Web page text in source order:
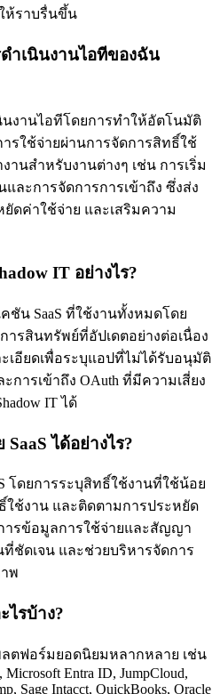
ห้ราบรื่นขึ้น
ำเนินงานไอทีของฉัน
นงานไอทีโดยการทำให้อัตโนมัติ
รใช้จ่ายผ่านการจัดการสิทธิ์ใช้
านสำหรับงานต่างๆ เช่น การเริ่ม
ละการจัดการการเข้าถึง ซึ่งส่ง
ดค่าใช้จ่าย และเสริมความ
IT อย่างไร?
ชัน SaaS ที่ใช้งานทั้งหมดโดย
รสินทรัพย์ที่อัปเดตอย่างต่อเนื่อง
เอียดเพื่อระบุแอปที่ไม่ได้รับอนุมัติ
การเข้าถึง OAuth ที่มีความเสี่ยง
IT ได้
ได้อย่างไร?
โดยการระบุสิทธิ์ใช้งานที่ใช้น้อย
ใช้งาน และติดตามการประหยัด
ารข้อมูลการใช้จ่ายและสัญญา
ชัดเจน และช่วยบริหารจัดการ
พ
ไรบ้าง?
ลตฟอร์มยอดนิยมหลากหลาย เช่น
Microsoft Entra ID, JumpCloud,
Sage Intacct, QuickBooks, Oracle